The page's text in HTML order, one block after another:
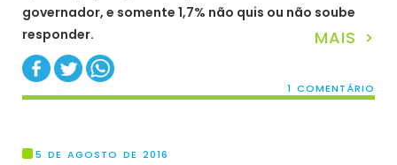
governador, e somente 1,7% não quis ou não soube
responder.
MAIS >
1 COMENTÁRIO
5 DE AGOSTO DE 2016